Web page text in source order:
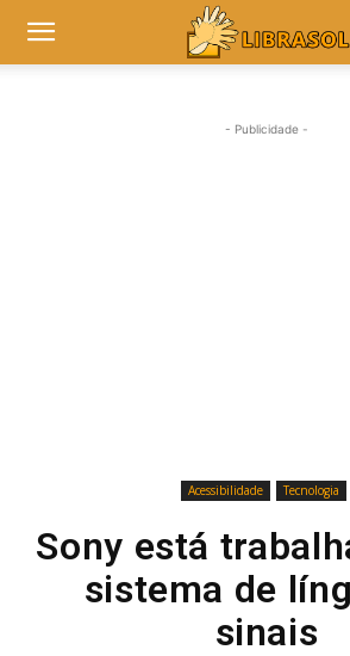
- Publicidade -
Acessibilidade Tecnologia
Sony está
sistema de
sinais